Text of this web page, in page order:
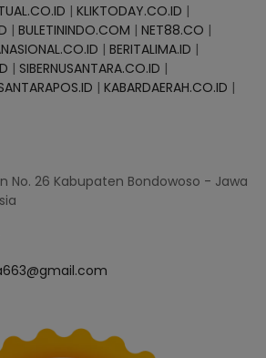
| KLIKTODAY.CO.ID |
| BULETININDO.COM | NET88.CO |
| BERITALIMA.ID |
| SIBERNUSANTARA.CO.ID |
| KABARDAERAH.CO.ID |
No. 26 Kabupaten Bondowoso - Jawa